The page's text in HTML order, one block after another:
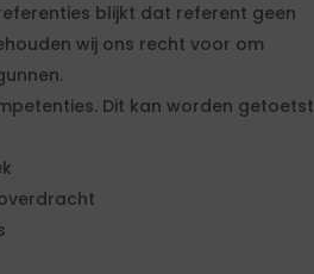
blijkt dat referent geen
wij ons recht voor om
Dit kan worden getoetst